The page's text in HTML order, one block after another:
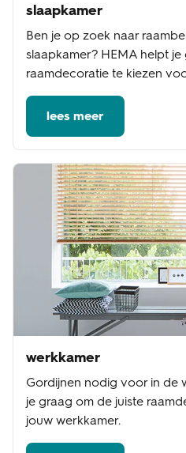
slaapkamer
Ben je op zoek naar
slaapkamer? HEMA helpt
raamdecoratie te kiezen
lees meer
werkkamer
Gordijnen nodig voor in de
je graag om de juiste
jouw werkkamer.